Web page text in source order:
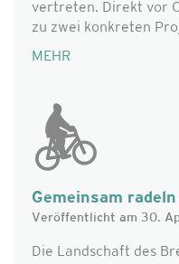
vertreten. Direkt vor
zu zwei konkreten
MEHR
Gemeinsam
Veröffentlicht am 30.
Die Landschaft des